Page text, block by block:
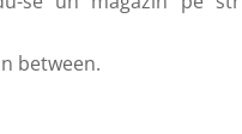
between.